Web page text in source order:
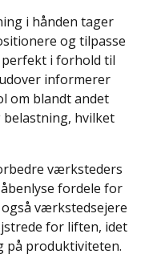
i hånden tager
og tilpasse
i forhold til
informerer
om blandt andet
hvilket
værksteders
fordele for
værkstedsejere
for liften, idet
på produktiviteten.